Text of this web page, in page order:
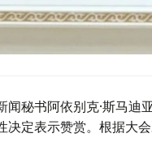
闻秘书阿依别克·斯马迪
决定表示赞赏。根据大